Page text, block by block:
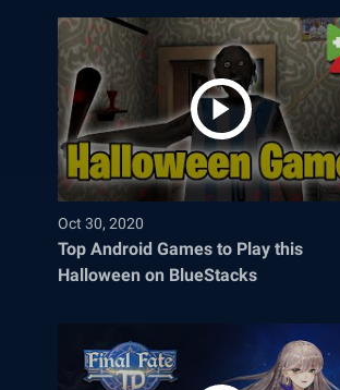
Oct 30, 2020
Top Android Games to Play this
Halloween on BlueStacks